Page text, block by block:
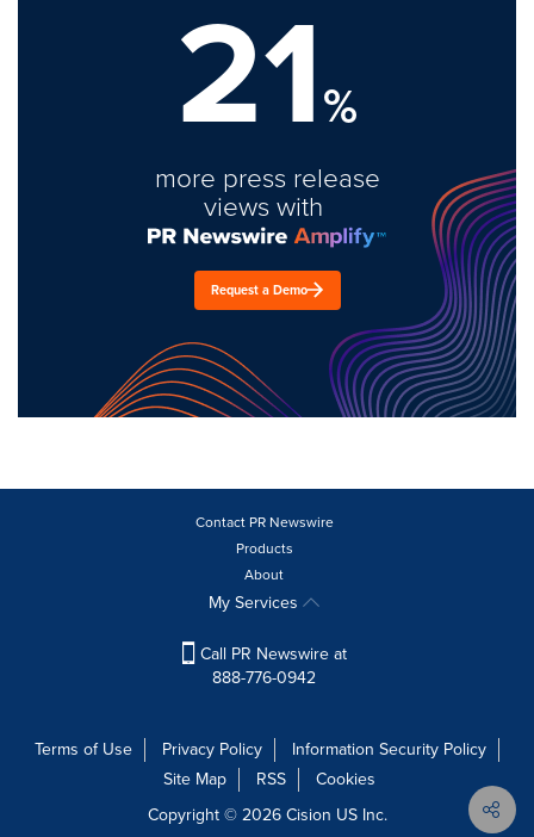
21%
more press release
views with
Request a Demo
Contact PR Newswire
Products
About
My Services
Call PR Newswire at
888-776-0942
Terms of Use Privacy Policy
Information Security Policy
Site Map
RSS
Cookies
Copyright © 2026Cision US Inc.